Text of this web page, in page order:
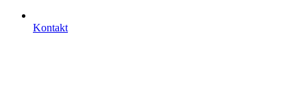
Kontakt